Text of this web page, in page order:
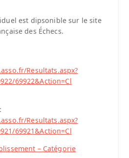
est dipsonible sur le site
des Échecs.
Resultats.aspx?
69922&Action=Cl
Resultats.aspx?
69921&Action=Cl
– Catégorie